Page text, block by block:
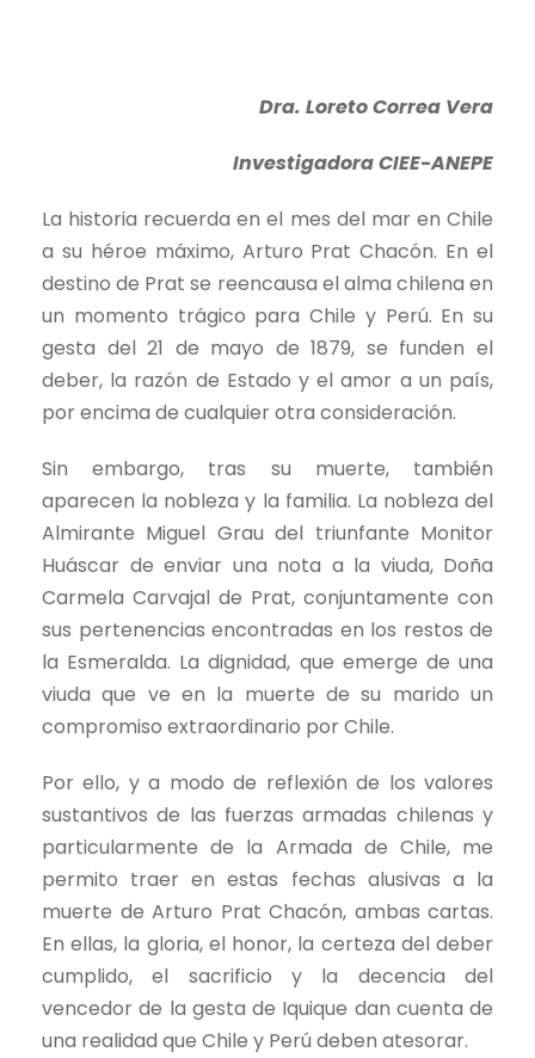
Dra. Loreto Correa Vera
Investigadora CIEE-ANEPE
La historia recuerda en el mes del mar en Chile
a su héroe máximo, Arturo Prat Chacón. En el
destino de Prat se reencausa el alma chilena en
un momento trágico para Chile y Perú. En su
gesta del 21 de mayo de 1879, se funden el
deber, la razón de Estado y el amor a un país,
por encima de cualquier otra consideración.
Sin embargo, tras su muerte, también
aparecen la nobleza y la familia. La nobleza del
Almirante Miguel Grau del triunfante Monitor
Huáscar de enviar una nota a la viuda, Doña
Carmela Carvajal de Prat, conjuntamente con
sus pertenencias encontradas en los restos de
la Esmeralda. La dignidad, que emerge de una
viuda que ve en la muerte de su marido un
compromiso extraordinario por Chile.
Por ello, y a modo de reflexión de los valores
sustantivos de las fuerzas armadas chilenas y
particularmente de la Armada de Chile, me
permito traer en estas fechas alusivas a la
muerte de Arturo Prat Chacón, ambas cartas.
En ellas, la gloria, el honor, la certeza del deber
cumplido, el sacrificio y la decencia del
vencedor de la gesta de Iquique dan cuenta de
una realidad que Chile y Perú deben atesorar.